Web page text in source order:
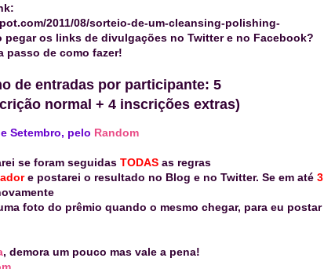
2011/08/sorteio-de-um-cleansing-polishing-
pegar os links de divulgações no Twitter e no Facebook?
passo de como fazer!
de entradas por participante: 5
normal + 4 inscrições extras)
Setembro, pelo Random
se foram seguidas TODAS as regras
e postarei o resultado no Blog e no Twitter. Se em até 3
foto do prêmio quando o mesmo chegar, para eu postar
, demora um pouco mas vale a pena!